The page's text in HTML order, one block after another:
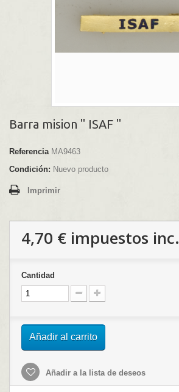
Barra mision " ISAF "
Referencia MA9463
Condición: Nuevo producto
Imprimir
4,70 € impuestos inc.
Cantidad
Añadir al carrito
Añadir a la lista de deseos